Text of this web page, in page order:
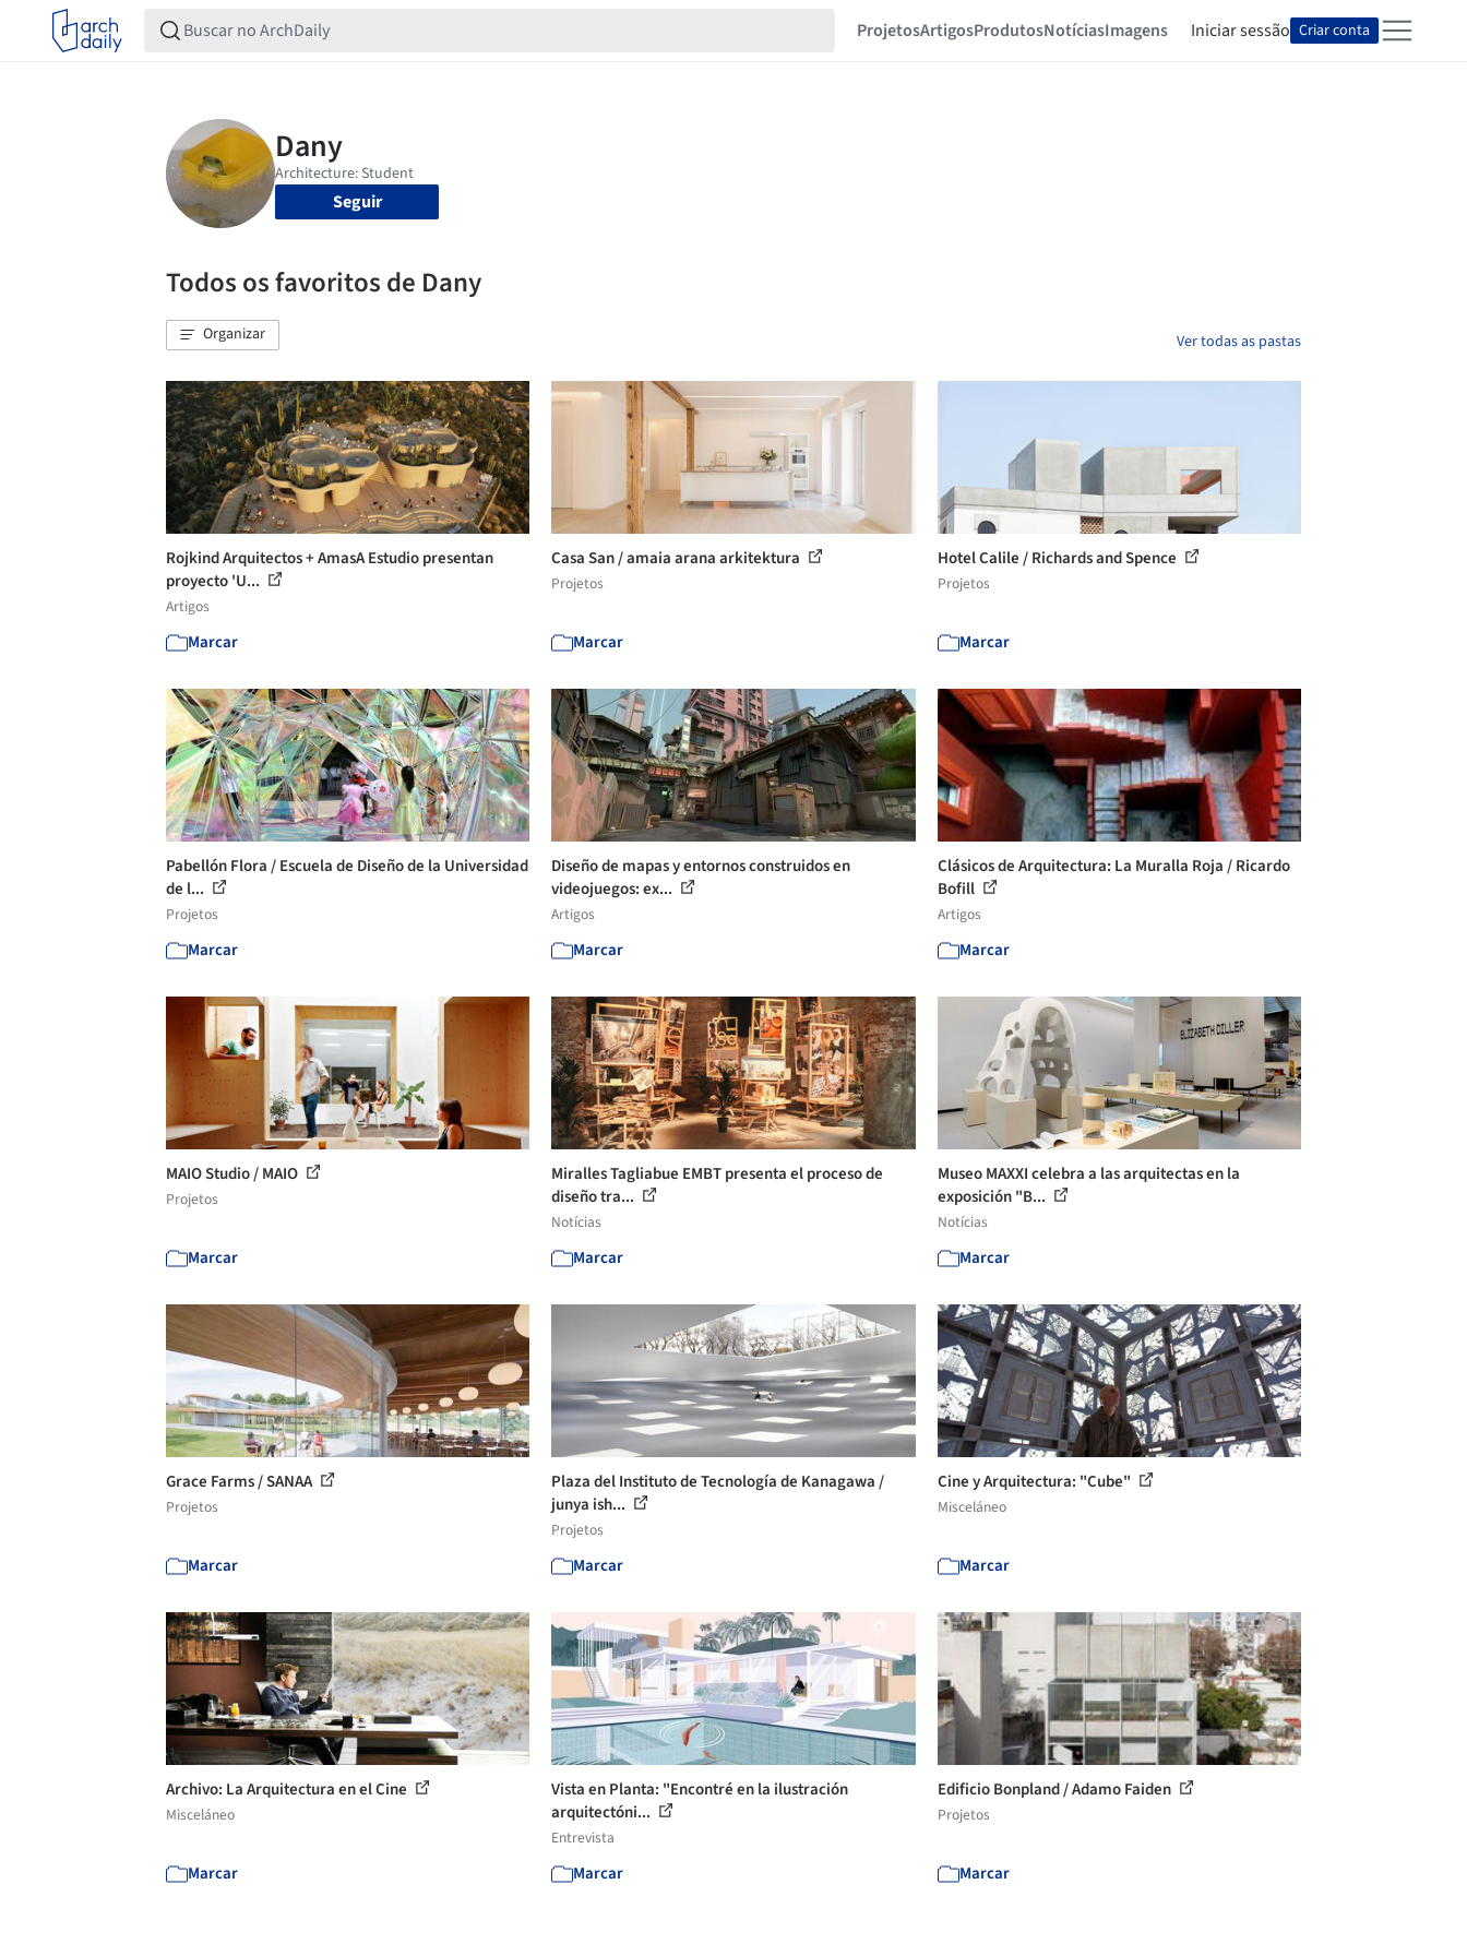
ProjetosArtigosProdutosNotíciasImagens Iniciar sessão Criar conta
Seguir
Todos os favoritos de Dany
Organizar Ver todas as pastas
Rojkind Arquitectos + AmasA Estudio presentan
proyecto 'U...
Artigos
Marcar
Casa San / amaia arana arkitektura
Projetos
Marcar
Hotel Calile / Richards and Spence
Projetos
Marcar
Pabellón Flora / Escuela de Diseño de la Universidad
de l...
Projetos
Marcar
Diseño de mapas y entornos construidos en
videojuegos: ex...
Artigos
Marcar
Clásicos de Arquitectura: La Muralla Roja / Ricardo
Bofill
Artigos
Marcar
MAIO Studio / MAIO
Projetos
Marcar
Miralles Tagliabue EMBT presenta el proceso de
diseño tra...
Notícias
Marcar
Museo MAXXI celebra a las arquitectas en la
exposición "B...
Notícias
Marcar
Grace Farms / SANAA
Projetos
Marcar
Plaza del Instituto de Tecnología de Kanagawa /
junya ish...
Projetos
Marcar
Cine y Arquitectura: "Cube"
Misceláneo
Marcar
Archivo: La Arquitectura en el Cine
Misceláneo
Marcar
Vista en Planta: "Encontré en la ilustración
arquitectóni...
Entrevista
Marcar
Edificio Bonpland / Adamo Faiden
Projetos
Marcar